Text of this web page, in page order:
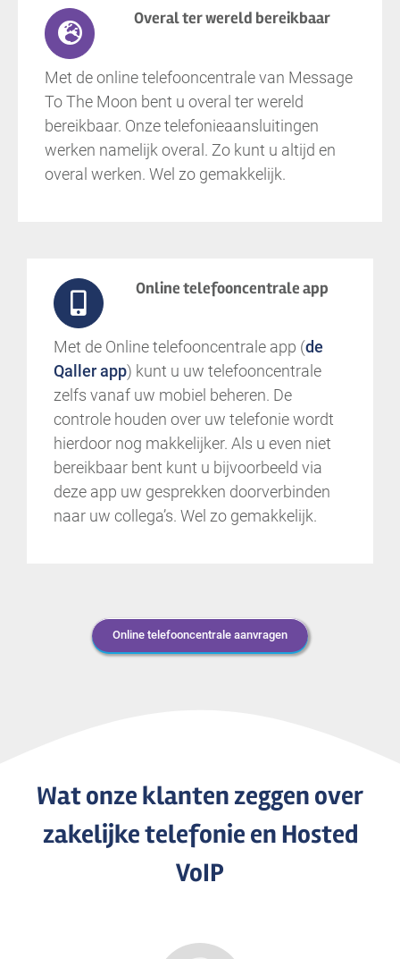
Overal ter wereld bereikbaar
Met de online telefooncentrale van Message
To The Moon bent u overal ter wereld
bereikbaar. Onze telefonieaansluitingen
werken namelijk overal. Zo kunt u altijd en
overal werken. Wel zo gemakkelijk.
Online telefooncentrale app
Met de Online telefooncentrale app (de
Qaller app) kunt u uw telefooncentrale
zelfs vanaf uw mobiel beheren. De
controle houden over uw telefonie wordt
hierdoor nog makkelijker. Als u even niet
bereikbaar bent kunt u bijvoorbeeld via
deze app uw gesprekken doorverbinden
naar uw collega’s. Wel zo gemakkelijk.
Online telefooncentrale aanvragen
Wat onze klanten zeggen over
zakelijke telefonie en Hosted
VoIP